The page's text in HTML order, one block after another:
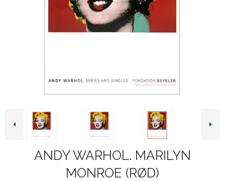
ANDY WARHOL. MARILYN
MONROE (RØD)